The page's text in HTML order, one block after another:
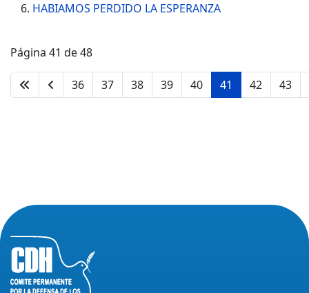
HABIAMOS PERDIDO LA ESPERANZA
Página 41 de 48
36 37 38 39 40 41 42 43